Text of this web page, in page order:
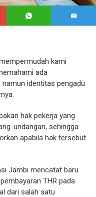
kami
ada
identitas pengadu
hak pekerja yang
undangan, sehingga
apabila hak tersebut
Jambi mencatat baru
THR pada
dari salah satu